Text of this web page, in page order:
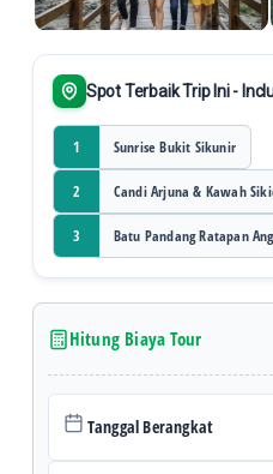
Spot Terbaik Trip Ini -
1 Sunrise Bukit Sikunir
2 Candi Arjuna & Kawah
3 Batu Pandang Ratapan
Hitung Biaya Tour
Tanggal Berangkat